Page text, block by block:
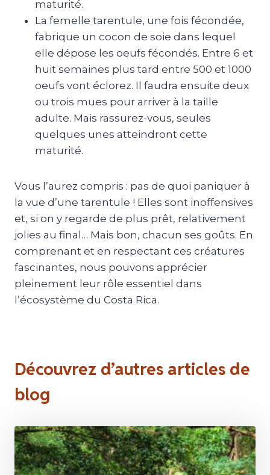
maturité.
La femelle tarentule, une fois fécondée,
fabrique un cocon de soie dans lequel
elle dépose les oeufs fécondés. Entre 6 et
huit semaines plus tard entre 500 et 1000
oeufs vont éclorez. Il faudra ensuite deux
ou trois mues pour arriver à la taille
adulte. Mais rassurez-vous, seules
quelques unes atteindront cette
maturité.
Vous l’aurez compris : pas de quoi paniquer à
la vue d’une tarentule ! Elles sont inoffensives
et, si on y regarde de plus prêt, relativement
jolies au final… Mais bon, chacun ses goûts. En
comprenant et en respectant ces créatures
fascinantes, nous pouvons apprécier
pleinement leur rôle essentiel dans
l’écosystème du Costa Rica.
Découvrez d’autres articles de
blog